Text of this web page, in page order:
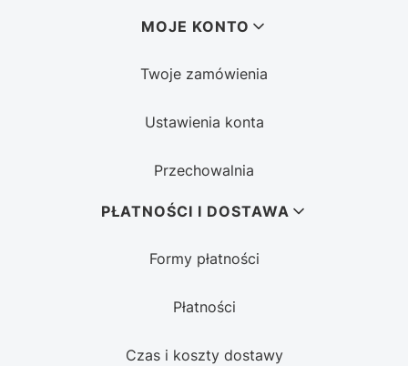
MOJE KONTO
Twoje zamówienia
Ustawienia konta
Przechowalnia
PŁATNOŚCI I DOSTAWA
Formy płatności
Płatności
Czas i koszty dostawy